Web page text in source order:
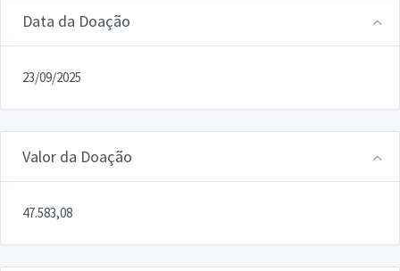
Data da Doação
23/09/2025
Valor da Doação
47.583,08